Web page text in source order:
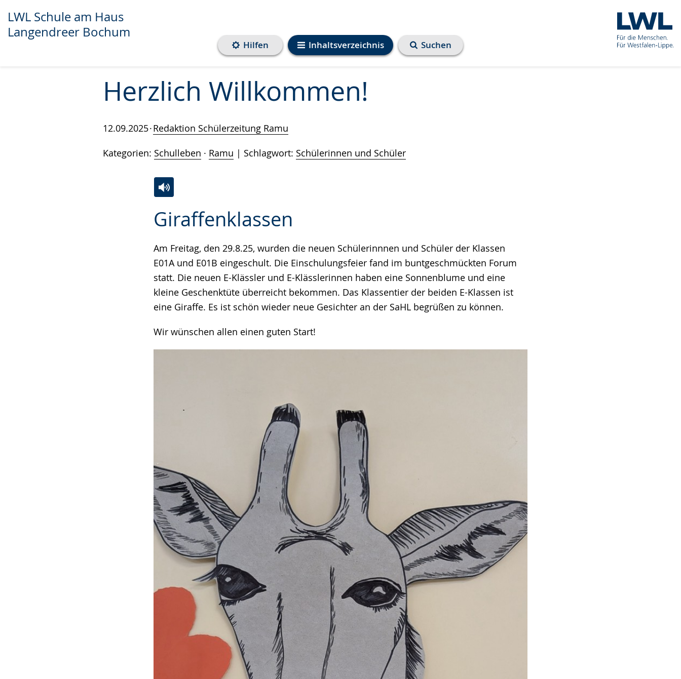
LWL Schule am Haus
Langendreer Bochum
Inhaltsverzeichnis
Hilfen Suchen
Herzlich Willkommen!
12.09.2025 Redaktion Schülerzeitung Ramu
Kategorien: Schulleben · Ramu Schlagwort: Schülerinnen und Schüler
Giraffenklassen
Am Freitag, den 29.8.25, wurden die neuen Schülerinnnen und Schüler der Klassen
E01A und E01B eingeschult. Die Einschulungsfeier fand im buntgeschmückten Forum
statt. Die neuen E-Klässler und E-Klässlerinnen haben eine Sonnenblume und eine
kleine Geschenktüte überreicht bekommen. Das Klassentier der beiden E-Klassen ist
eine Giraffe. Es ist schön wieder neue Gesichter an der SaHL begrüßen zu können.
Wir wünschen allen einen guten Start!
Leichten
wechseln.
Audio-
Video
Deutscher
Gebärdensprache
wird
angezeigt.